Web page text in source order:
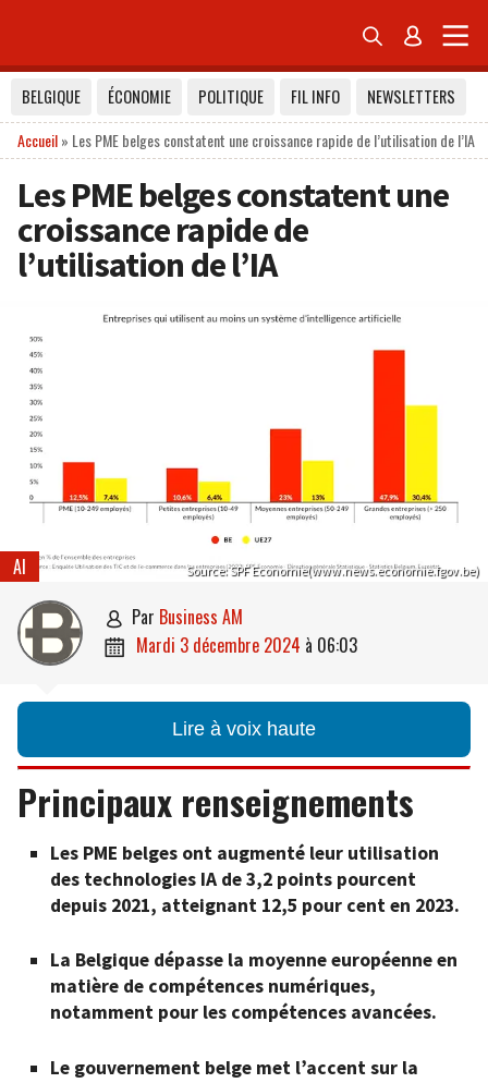
 
BELGIQUE ÉCONOMIE POLITIQUE FIL INFO
NEWSLETTERS
Accueil» Les PME belges constatent une croissance rapide de l’utilisation de l’IA
Les PME belges constatent une
croissance rapide de
l’utilisation de l’IA
Source: SPF Economie(www.news.economie.fgov.be)
AI
 par Business AM
 mardi 3 décembre 2024 à 06:03
Lire à voix haute
Principaux renseignements
Les PME belges ont augmenté leur utilisation
des technologies IA de 3,2 points pourcent
depuis 2021, atteignant 12,5 pour cent en 2023.
La Belgique dépasse la moyenne européenne en
matière de compétences numériques,
notamment pour les compétences avancées.
Le gouvernement belge met l’accent sur la